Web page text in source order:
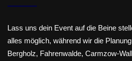
Lass uns dein Event auf die Beine
alles möglich, während wir die
Bergholz, Fahrenwalde, Carmzow-